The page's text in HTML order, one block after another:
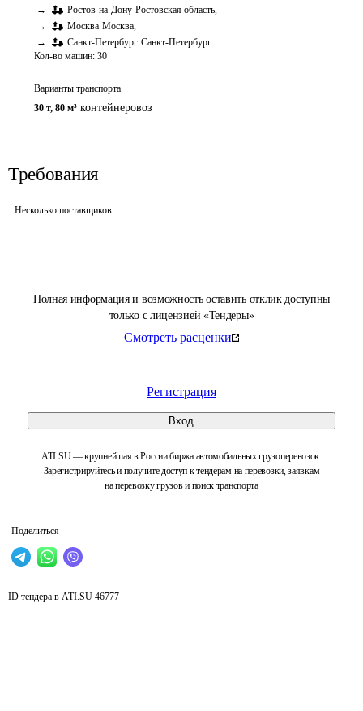
Полная информация и возможность оставить отклик доступны
только с лицензией «Тендеры»
Смотреть расценки
Регистрация
Вход
ATI.SU — крупнейшая в России биржа автомобильных грузоперевозок.
Зарегистрируйтесь и получите доступ к тендерам на перевозки, заявкам
на перевозку грузов и поиск транспорта
Поделиться
→
Ростов-на-Дону Ростовская область,
→
Москва Москва,
→
Санкт-Петербург Санкт-Петербург
Кол-во машин: 30
Варианты транспорта
30 т, 80 м³ контейнеровоз
Требования
Несколько поставщиков
ID тендера в ATI.SU 46777